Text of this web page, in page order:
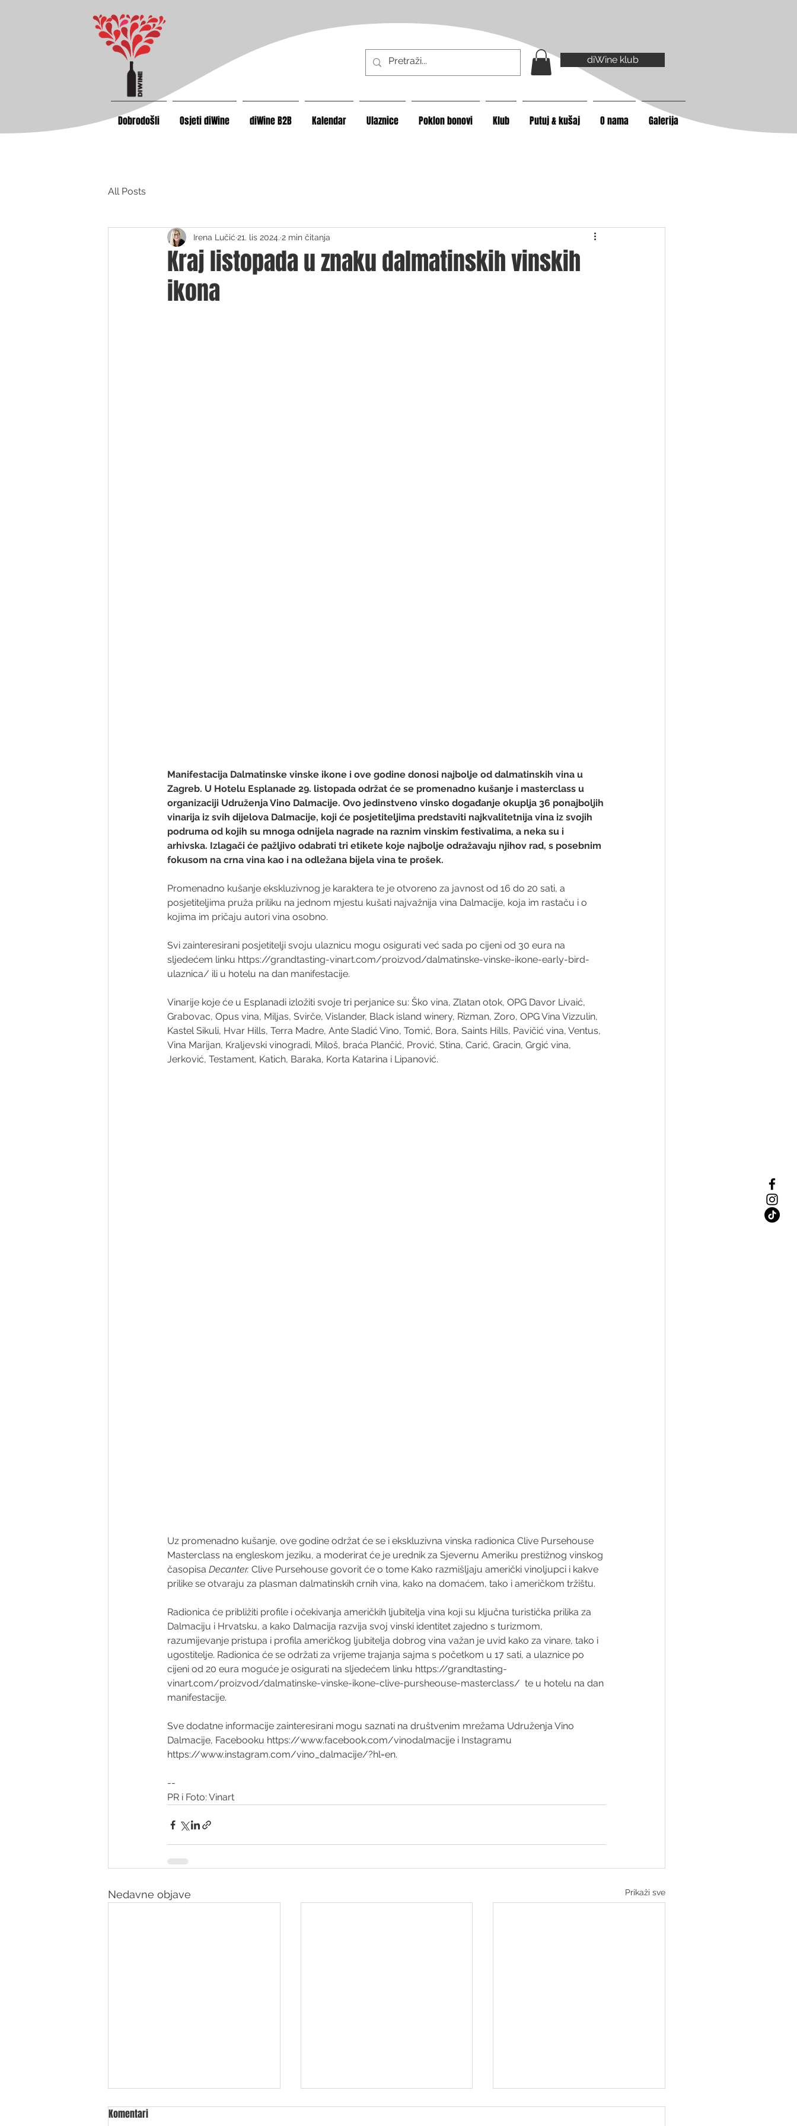
diWine klub
Dobrodošli Osjeti diWine diWine B2B Kalendar Ulaznice Poklon bonovi Klub Putuj & kušaj O nama Galerija
All Posts
Kraj listopada u znaku dalmatinskih vinskih
ikona
Irena Lučić 21. lis 2024. 2 min čitanja
Manifestacija Dalmatinske vinske ikone i ove godine donosi najbolje od dalmatinskih vina u
Zagreb. U Hotelu Esplanade 29. listopada održat će se promenadno kušanje i masterclass u
organizaciji Udruženja Vino Dalmacije. Ovo jedinstveno vinsko događanje okuplja 36 ponajboljih
vinarija iz svih dijelova Dalmacije, koji će posjetiteljima predstaviti najkvalitetnija vina iz svojih
podruma od kojih su mnoga odnijela nagrade na raznim vinskim festivalima, a neka su i
arhivska. Izlagači će pažljivo odabrati tri etikete koje najbolje odražavaju njihov rad, s posebnim
fokusom na crna vina kao i na odležana bijela vina te prošek.
Promenadno kušanje ekskluzivnog je karaktera te je otvoreno za javnost od 16 do 20 sati, a
posjetiteljima pruža priliku na jednom mjestu kušati najvažnija vina Dalmacije, koja im rastaču i o
kojima im pričaju autori vina osobno.
Svi zainteresirani posjetitelji svoju ulaznicu mogu osigurati već sada po cijeni od 30 eura na
sljedećem linku https://grandtasting-vinart.com/proizvod/dalmatinske-vinske-ikone-early-bird-
ulaznica/ ili u hotelu na dan manifestacije.
Vinarije koje će u Esplanadi izložiti svoje tri perjanice su: Ško vina, Zlatan otok, OPG Davor Livaić,
Grabovac, Opus vina, Miljas, Svirče, Vislander, Black island winery, Rizman, Zoro, OPG Vina Vizzulin,
Kastel Sikuli, Hvar Hills, Terra Madre, Ante Sladić Vino, Tomić, Bora, Saints Hills, Pavičić vina, Ventus,
Vina Marijan, Kraljevski vinogradi, Miloš, braća Plančić, Prović, Stina, Carić, Gracin, Grgić vina,
Jerković, Testament, Katich, Baraka, Korta Katarina i Lipanović.
Uz promenadno kušanje, ove godine održat će se i ekskluzivna vinska radionica Clive Pursehouse
Masterclass na engleskom jeziku, a moderirat će je urednik za Sjevernu Ameriku prestižnog vinskog
časopisa Decanter. Clive Pursehouse govorit će o tome Kako razmišljaju američki vinoljupci i kakve
prilike se otvaraju za plasman dalmatinskih crnih vina, kako na domaćem, tako i američkom tržištu.
Radionica će približiti profile i očekivanja američkih ljubitelja vina koji su ključna turistička prilika za
Dalmaciju i Hrvatsku, a kako Dalmacija razvija svoj vinski identitet zajedno s turizmom,
razumijevanje pristupa i profila američkog ljubitelja dobrog vina važan je uvid kako za vinare, tako i
ugostitelje. Radionica će se održati za vrijeme trajanja sajma s početkom u 17 sati, a ulaznice po
cijeni od 20 eura moguće je osigurati na sljedećem linku https://grandtasting-
vinart.com/proizvod/dalmatinske-vinske-ikone-clive-pursheouse-masterclass/ te u hotelu na dan
manifestacije.
Sve dodatne informacije zainteresirani mogu saznati na društvenim mrežama Udruženja Vino
Dalmacije, Facebooku https://www.facebook.com/vinodalmacije i Instagramu
https://www.instagram.com/vino_dalmacije/?hl=en.
--
PR i Foto: Vinart
Nedavne objave Prikaži sve
Komentari